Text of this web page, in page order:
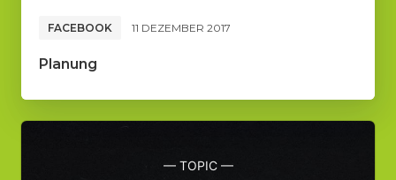
FACEBOOK 11 DEZEMBER 2017
Planung
— TOPIC —